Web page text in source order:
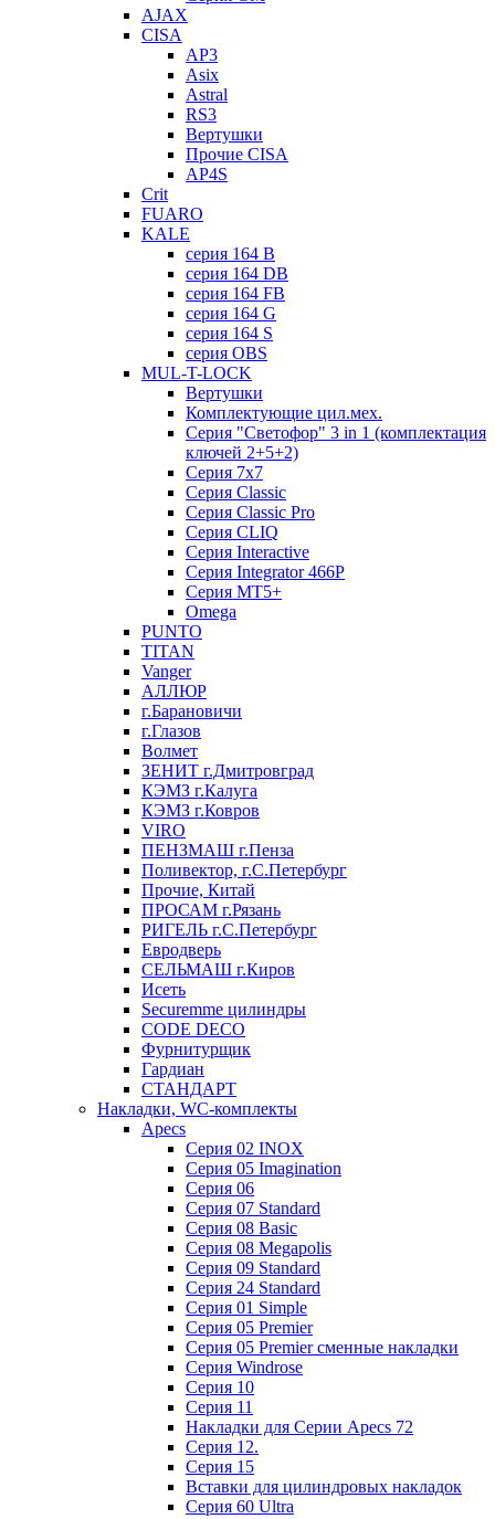
AJAX
CISA
AP3
Asix
Astral
RS3
Вертушки
Прочие CISA
AP4S
Crit
FUARO
KALE
серия 164 B
серия 164 DB
серия 164 FB
серия 164 G
серия 164 S
серия OBS
MUL-T-LOCK
Вертушки
Комплектующие цил.мех.
Серия "Светофор" 3 in 1 (комплектация
ключей 2+5+2)
Серия 7х7
Серия Classic
Серия Classic Pro
Серия CLIQ
Серия Interactive
Серия Integrator 466P
Серия MT5+
Omega
PUNTO
TITAN
Vanger
АЛЛЮР
г.Барановичи
г.Глазов
Волмет
ЗЕНИТ г.Дмитровград
КЭМЗ г.Калуга
КЭМЗ г.Ковров
VIRO
ПЕНЗМАШ г.Пенза
Поливектор, г.С.Петербург
Прочие, Китай
ПРОСАМ г.Рязань
РИГЕЛЬ г.С.Петербург
Евродверь
СЕЛЬМАШ г.Киров
Исеть
Securemme цилиндры
CODE DECO
Фурнитурщик
Гардиан
СТАНДАРТ
Накладки, WC-комплекты
Apecs
Cерия 02 INOX
Cерия 05 Imagination
Cерия 06
Cерия 07 Standard
Cерия 08 Basic
Cерия 08 Megapolis
Cерия 09 Standard
Cерия 24 Standard
Серия 01 Simple
Серия 05 Premier
Серия 05 Premier сменные накладки
Cерия Windrose
Серия 10
Серия 11
Накладки для Серии Apecs 72
Серия 12.
Серия 15
Вставки для цилиндровых накладок
Серия 60 Ultra